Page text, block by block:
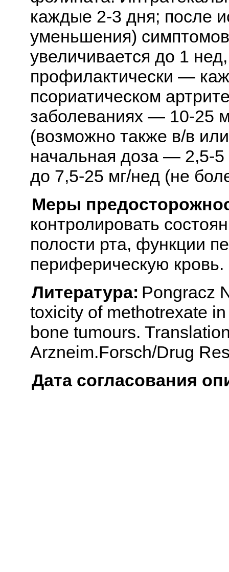
каждые 2-3 дня; после
уменьшения)
увеличивается до 1
профилактически —
псориатическом
заболеваниях — 10-25
(возможно также в/в
начальная доза — 2,5-5
до 7,5-25 мг/нед (не
Меры
контролировать
полости рта, функции
периферическую кровь.
Литература: Pongracz
toxicity of methotrexate
bone tumours.
Arzneim.Forsch/Drug
Дата согласования